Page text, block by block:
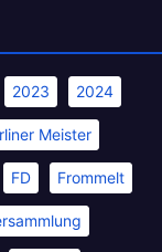
2023 2024
Meister
FD Frommelt